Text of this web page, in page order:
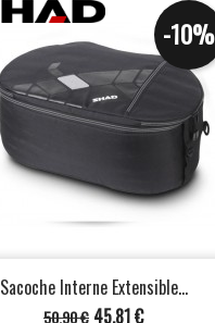
Sacoche Interne Extensible...
Prix
50,90 €
-10%
Prix
45,81 €